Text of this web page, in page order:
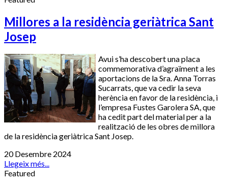
Millores a la residència geriàtrica Sant
Josep
Avui s’ha descobert una placa
commemorativa d’agraïment a les
aportacions de la Sra. Anna Torras
Sucarrats, que va cedir la seva
herència en favor de la residència, i
l’empresa Fustes Garolera SA, que
ha cedit part del material per a la
realització de les obres de millora
de la residència geriàtrica Sant Josep.
20 Desembre 2024
Llegeix més...
Featured